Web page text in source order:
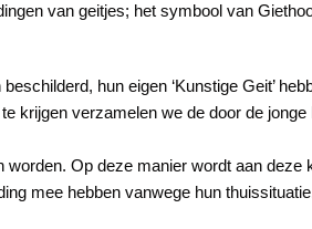
van geitjes; het symbool van
hun eigen ‘Kunstige Geit’
krijgen verzamelen we de door de
worden. Op deze manier wordt aan
mee hebben vanwege hun